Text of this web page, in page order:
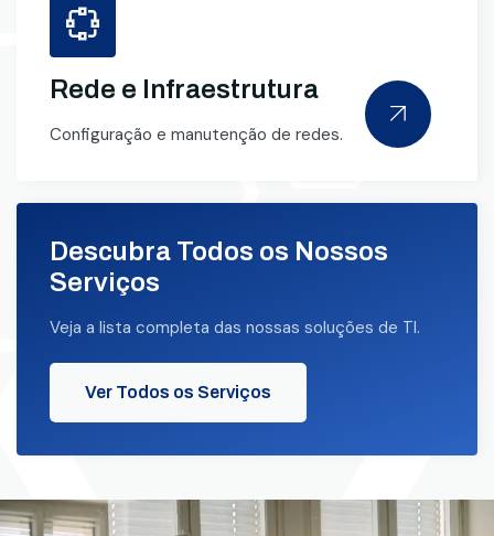
Rede e Infraestrutura
Configuração e manutenção de redes.
Descubra Todos os Nossos
Serviços
Veja a lista completa das nossas soluções de TI.
Ver Todos os Serviços